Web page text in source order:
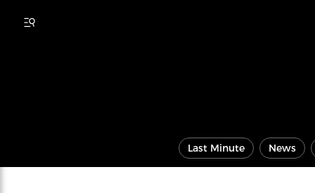
Last Minute News